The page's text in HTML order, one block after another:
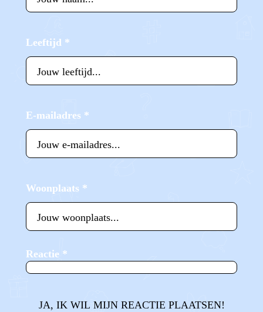
Leeftijd *
E-mailadres *
Woonplaats *
Reactie *
JA, IK WIL MIJN REACTIE PLAATSEN!